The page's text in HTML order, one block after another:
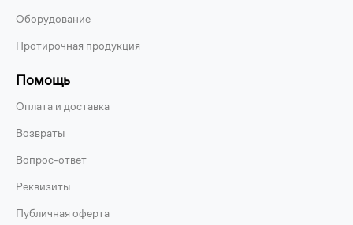
Оборудование
Протирочная продукция
Помощь
Оплата и доставка
Возвраты
Вопрос-ответ
Реквизиты
Публичная оферта